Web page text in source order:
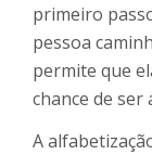
primeiro
pessoa
permite que
chance de ser
A